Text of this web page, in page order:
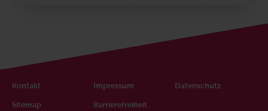
Kontakt Impressum Datenschutz
Sitemap Barrierefreiheit